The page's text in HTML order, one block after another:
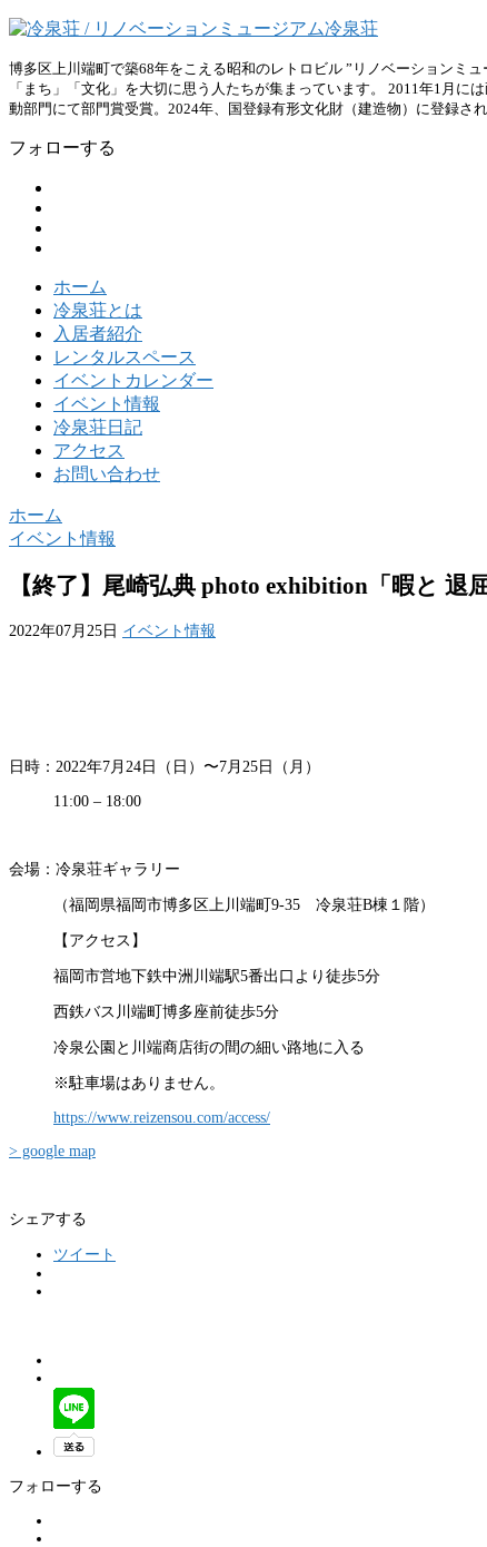
博多区上川端町で築68年をこえる昭和のレトロビル ”リノベーションミ
「まち」「文化」を大切に思う人たちが集まっています。 2011年1月
動部門にて部門賞受賞。2024年、国登録有形文化財（建造物）に登録され
フォローする
ホーム
冷泉荘とは
入居者紹介
レンタルスペース
イベントカレンダー
イベント情報
冷泉荘日記
アクセス
お問い合わせ
ホーム
イベント情報
【終了】尾崎弘典 photo exhibition「暇と 退
2022年07月25日 イベント情報
日時：2022年7月24日（日）〜7月25日（月）
11:00 – 18:00
会場：冷泉荘ギャラリー
（福岡県福岡市博多区上川端町9-35 冷泉荘B棟１階）
【アクセス】
福岡市営地下鉄中洲川端駅5番出口より徒歩5分
西鉄バス川端町博多座前徒歩5分
冷泉公園と川端商店街の間の細い路地に入る
※駐車場はありません。
https://www.reizensou.com/access/
> google map
シェアする
ツイート
フォローする